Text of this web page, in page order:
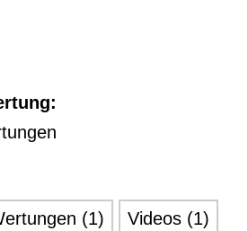
(1)
Videos (1)